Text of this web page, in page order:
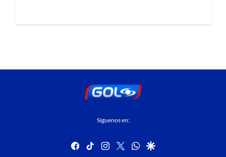
Síguenos en:
facebook
tiktok instagram
twitterwhatsapp
google